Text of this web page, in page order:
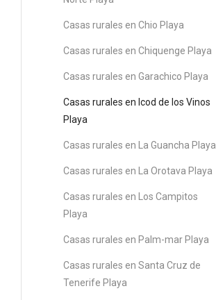
Casas rurales en Chio Playa
Casas rurales en Chiquenge Playa
Casas rurales en Garachico Playa
Casas rurales en Icod de los Vinos
Playa
Casas rurales en La Guancha Playa
Casas rurales en La Orotava Playa
Casas rurales en Los Campitos
Playa
Casas rurales en Palm-mar Playa
Casas rurales en Santa Cruz de
Tenerife Playa